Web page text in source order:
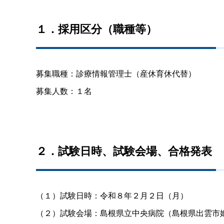
１．採用区分（職種等）
募集職種：診療情報管理士（産休育休代替）
募集人数：１名
２．試験日時、試験会場、合格発表
（１）試験日時：令和８年２月２日（月）
（２）試験会場：島根県立中央病院（島根県出雲市